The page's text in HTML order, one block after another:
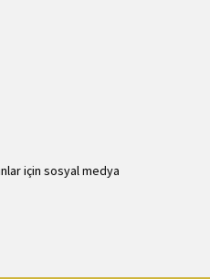
için sosyal medya